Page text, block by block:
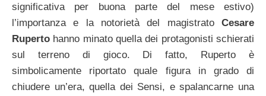
significativa per buona parte del mese estivo)
l’importanza e la notorietà del magistrato Cesare
Ruperto hanno minato quella dei protagonisti schierati
sul terreno di gioco. Di fatto, Ruperto è
simbolicamente riportato quale figura in grado di
chiudere un’era, quella dei Sensi, e spalancarne una